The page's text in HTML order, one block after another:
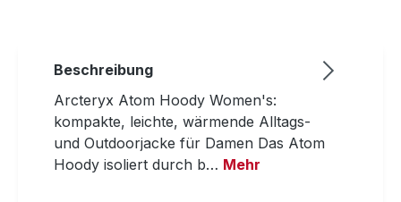
Beschreibung
Arcteryx Atom Hoody Women's:
kompakte, leichte, wärmende Alltags-
und Outdoorjacke für Damen Das Atom
Hoody isoliert durch b… Mehr